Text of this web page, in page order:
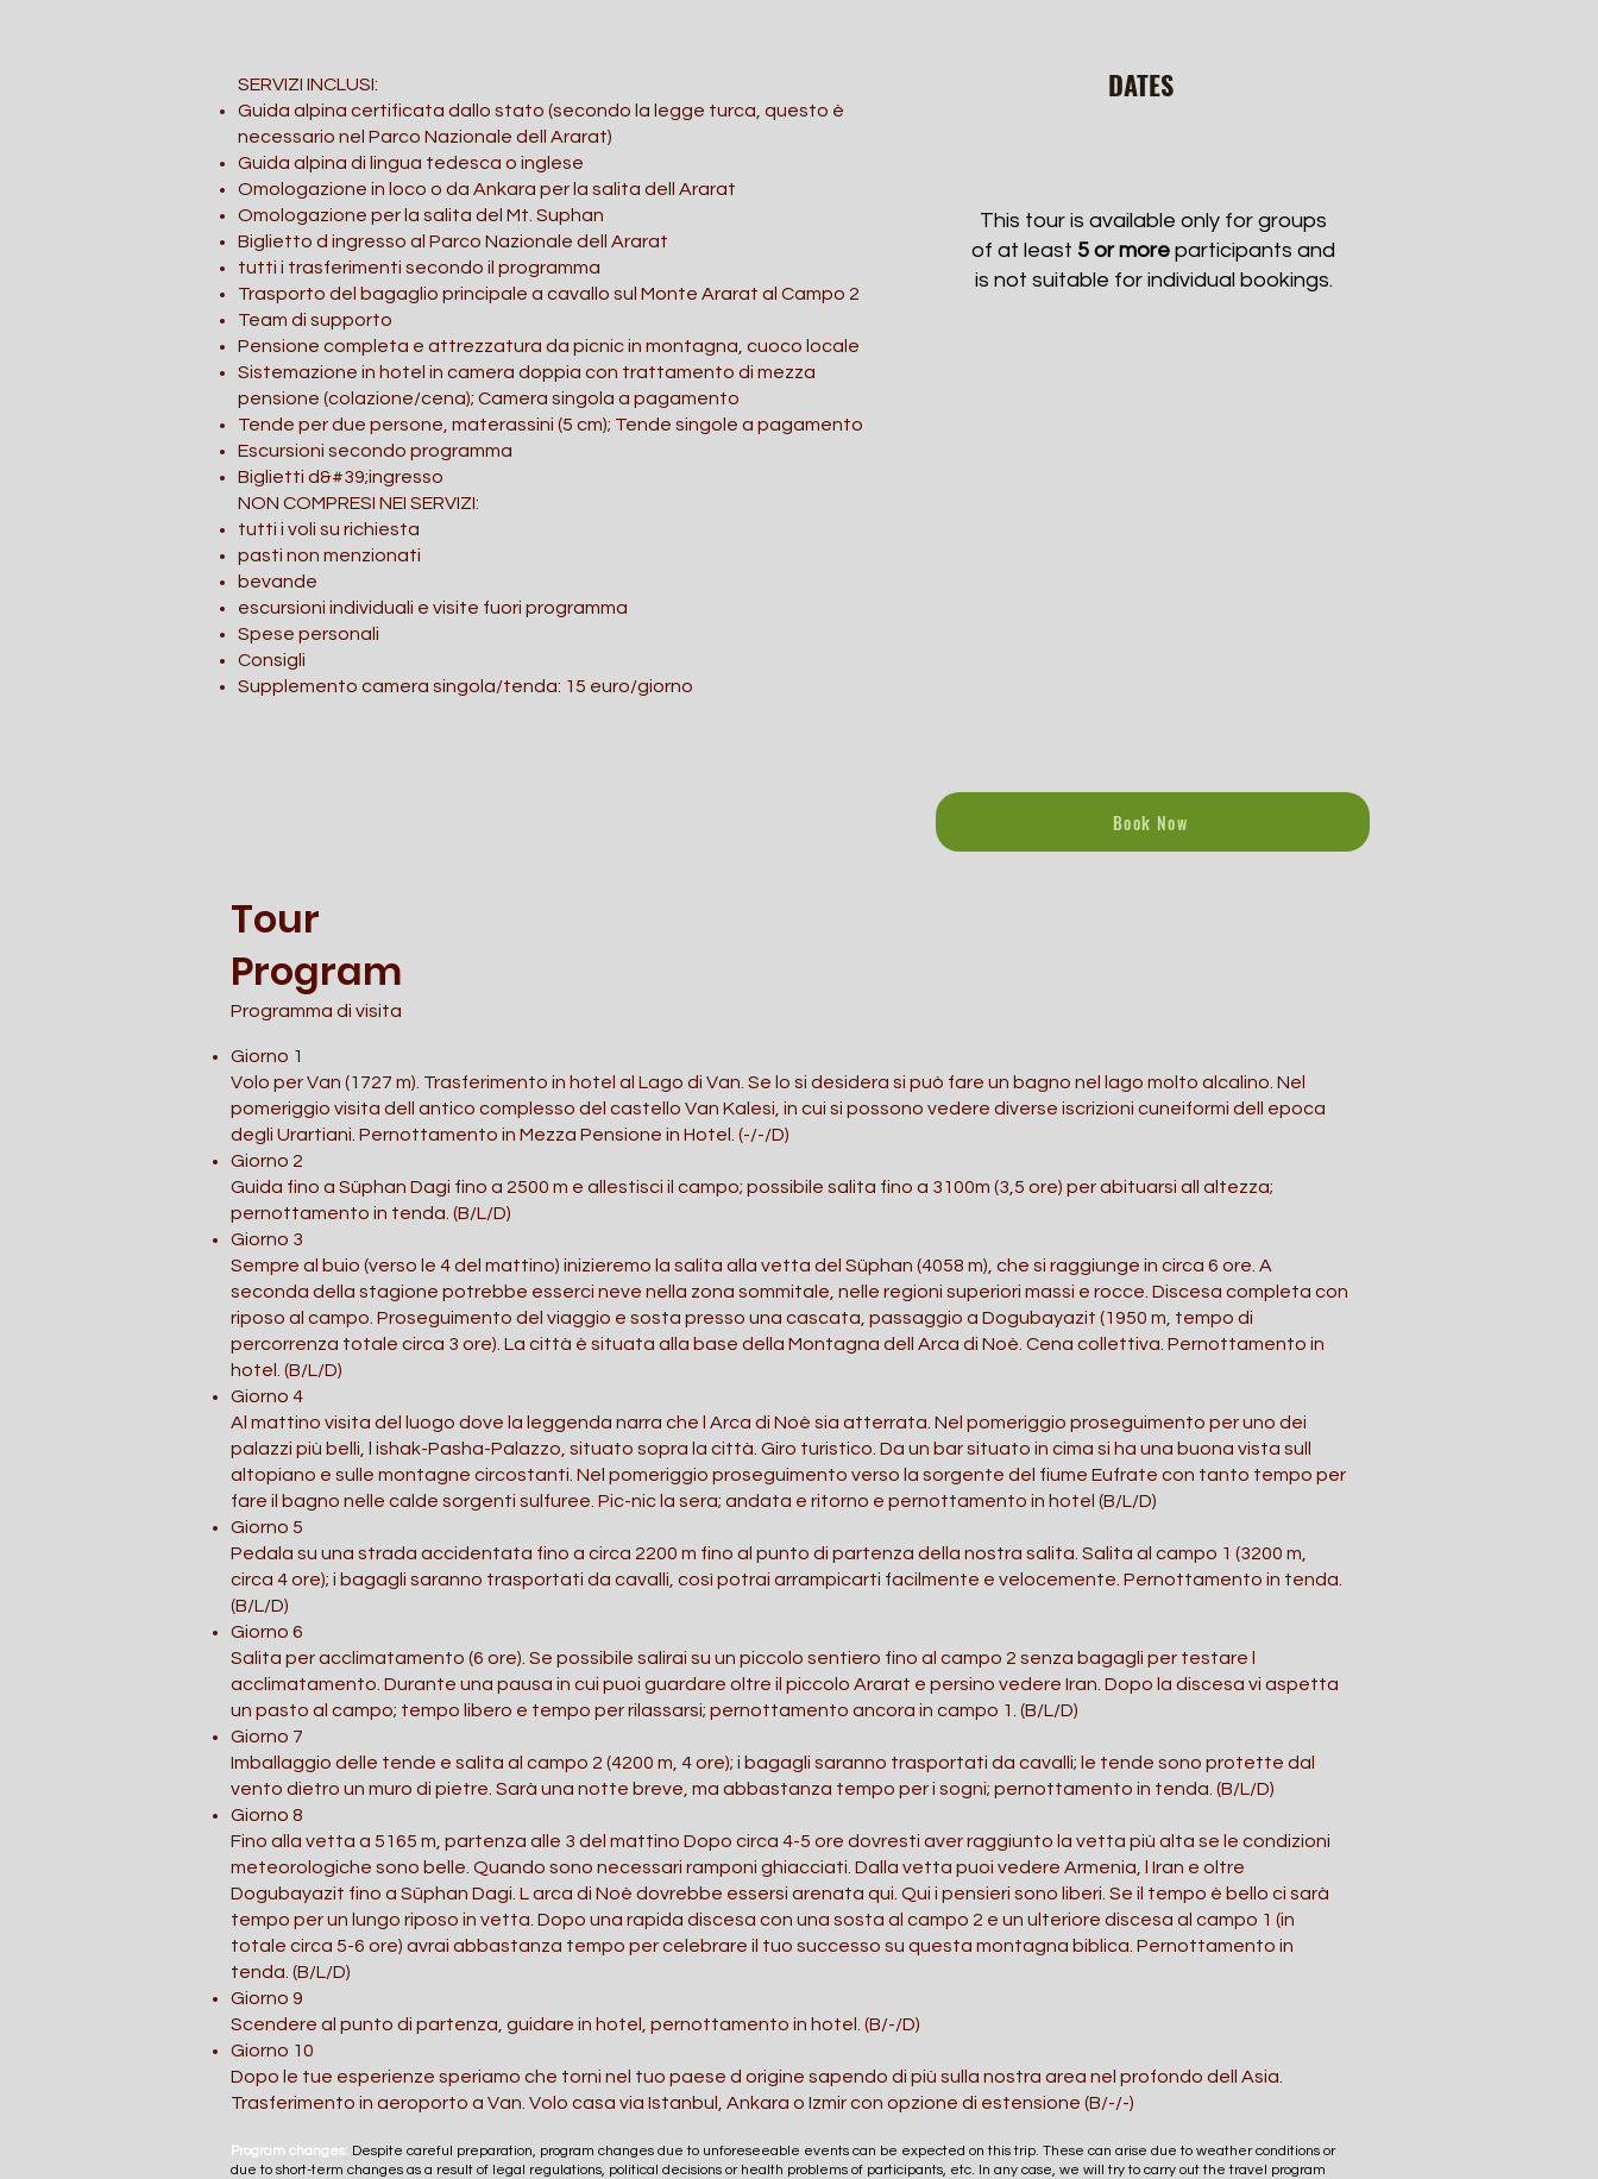
SERVIZI INCLUSI:
Guida alpina certificata dallo stato (secondo la legge turca, questo è
necessario nel Parco Nazionale dell Ararat)
Guida alpina di lingua tedesca o inglese
Omologazione in loco o da Ankara per la salita dell Ararat
Omologazione per la salita del Mt. Suphan
Biglietto d ingresso al Parco Nazionale dell Ararat
tutti i trasferimenti secondo il programma
Trasporto del bagaglio principale a cavallo sul Monte Ararat al Campo 2
Team di supporto
Pensione completa e attrezzatura da picnic in montagna, cuoco locale
Sistemazione in hotel in camera doppia con trattamento di mezza
pensione (colazione/cena); Camera singola a pagamento
Tende per due persone, materassini (5 cm); Tende singole a pagamento
Escursioni secondo programma
Biglietti d&#39;ingresso
NON COMPRESI NEI SERVIZI:
tutti i voli su richiesta
pasti non menzionati
bevande
escursioni individuali e visite fuori programma
Spese personali
Consigli
Supplemento camera singola/tenda: 15 euro/giorno
DATES
This tour is available only for groups
of at least 5 or more participants and
is not suitable for individual bookings.
Book Now
Tour
Program
Programma di visita
Giorno 1
Volo per Van (1727 m). Trasferimento in hotel al Lago di Van. Se lo si desidera si può fare un bagno nel lago molto alcalino. Nel
pomeriggio visita dell antico complesso del castello Van Kalesi, in cui si possono vedere diverse iscrizioni cuneiformi dell epoca
degli Urartiani. Pernottamento in Mezza Pensione in Hotel. (-/-/D)
Giorno 2
Guida fino a Süphan Dagi fino a 2500 m e allestisci il campo; possibile salita fino a 3100m (3,5 ore) per abituarsi all altezza;
pernottamento in tenda. (B/L/D)
Giorno 3
Sempre al buio (verso le 4 del mattino) inizieremo la salita alla vetta del Süphan (4058 m), che si raggiunge in circa 6 ore. A
seconda della stagione potrebbe esserci neve nella zona sommitale, nelle regioni superiori massi e rocce. Discesa completa con
riposo al campo. Proseguimento del viaggio e sosta presso una cascata, passaggio a Dogubayazit (1950 m, tempo di
percorrenza totale circa 3 ore). La città è situata alla base della Montagna dell Arca di Noè. Cena collettiva. Pernottamento in
hotel. (B/L/D)
Giorno 4
Al mattino visita del luogo dove la leggenda narra che l Arca di Noè sia atterrata. Nel pomeriggio proseguimento per uno dei
palazzi più belli, l ishak-Pasha-Palazzo, situato sopra la città. Giro turistico. Da un bar situato in cima si ha una buona vista sull
altopiano e sulle montagne circostanti. Nel pomeriggio proseguimento verso la sorgente del fiume Eufrate con tanto tempo per
fare il bagno nelle calde sorgenti sulfuree. Pic-nic la sera; andata e ritorno e pernottamento in hotel (B/L/D)
Giorno 5
Pedala su una strada accidentata fino a circa 2200 m fino al punto di partenza della nostra salita. Salita al campo 1 (3200 m,
circa 4 ore); i bagagli saranno trasportati da cavalli, così potrai arrampicarti facilmente e velocemente. Pernottamento in tenda.
(B/L/D)
Giorno 6
Salita per acclimatamento (6 ore). Se possibile salirai su un piccolo sentiero fino al campo 2 senza bagagli per testare l
acclimatamento. Durante una pausa in cui puoi guardare oltre il piccolo Ararat e persino vedere Iran. Dopo la discesa vi aspetta
un pasto al campo; tempo libero e tempo per rilassarsi; pernottamento ancora in campo 1. (B/L/D)
Giorno 7
Imballaggio delle tende e salita al campo 2 (4200 m, 4 ore); i bagagli saranno trasportati da cavalli; le tende sono protette dal
vento dietro un muro di pietre. Sarà una notte breve, ma abbastanza tempo per i sogni; pernottamento in tenda. (B/L/D)
Giorno 8
Fino alla vetta a 5165 m, partenza alle 3 del mattino Dopo circa 4-5 ore dovresti aver raggiunto la vetta più alta se le condizioni
meteorologiche sono belle. Quando sono necessari ramponi ghiacciati. Dalla vetta puoi vedere Armenia, l Iran e oltre
Dogubayazit fino a Süphan Dagi. L arca di Noè dovrebbe essersi arenata qui. Qui i pensieri sono liberi. Se il tempo è bello ci sarà
tempo per un lungo riposo in vetta. Dopo una rapida discesa con una sosta al campo 2 e un ulteriore discesa al campo 1 (in
totale circa 5-6 ore) avrai abbastanza tempo per celebrare il tuo successo su questa montagna biblica. Pernottamento in
tenda. (B/L/D)
Giorno 9
Scendere al punto di partenza, guidare in hotel, pernottamento in hotel. (B/-/D)
Giorno 10
Dopo le tue esperienze speriamo che torni nel tuo paese d origine sapendo di più sulla nostra area nel profondo dell Asia.
Trasferimento in aeroporto a Van. Volo casa via Istanbul, Ankara o Izmir con opzione di estensione (B/-/-)
Program changes: Despite careful preparation, program changes due to unforeseeable events can be expected on this trip. These can arise due to weather conditions or
due to short-term changes as a result of legal regulations, political decisions or health problems of participants, etc. In any case, we will try to carry out the travel program